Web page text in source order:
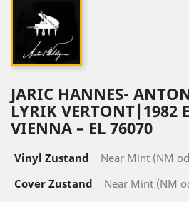
JARIC ‎HANNES-
LYRIK VERTONT|1982
VIENNA ‎– EL 76070
Vinyl Zustand
Near Mint (NM
Cover Zustand
Near Mint (NM